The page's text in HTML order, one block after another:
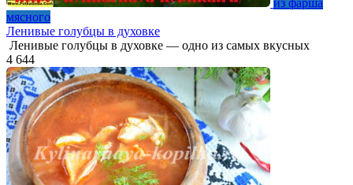
из фарша
мясного
Ленивые голубцы в духовке
Ленивые голубцы в духовке — одно из самых вкусных
4 644